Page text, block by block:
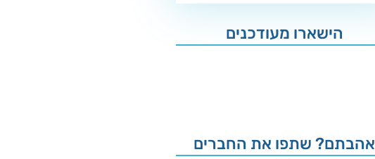
הישארו מעודכנים
אהבתם? שתפו את החברים